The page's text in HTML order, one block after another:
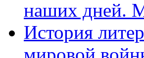
наших дней.
История